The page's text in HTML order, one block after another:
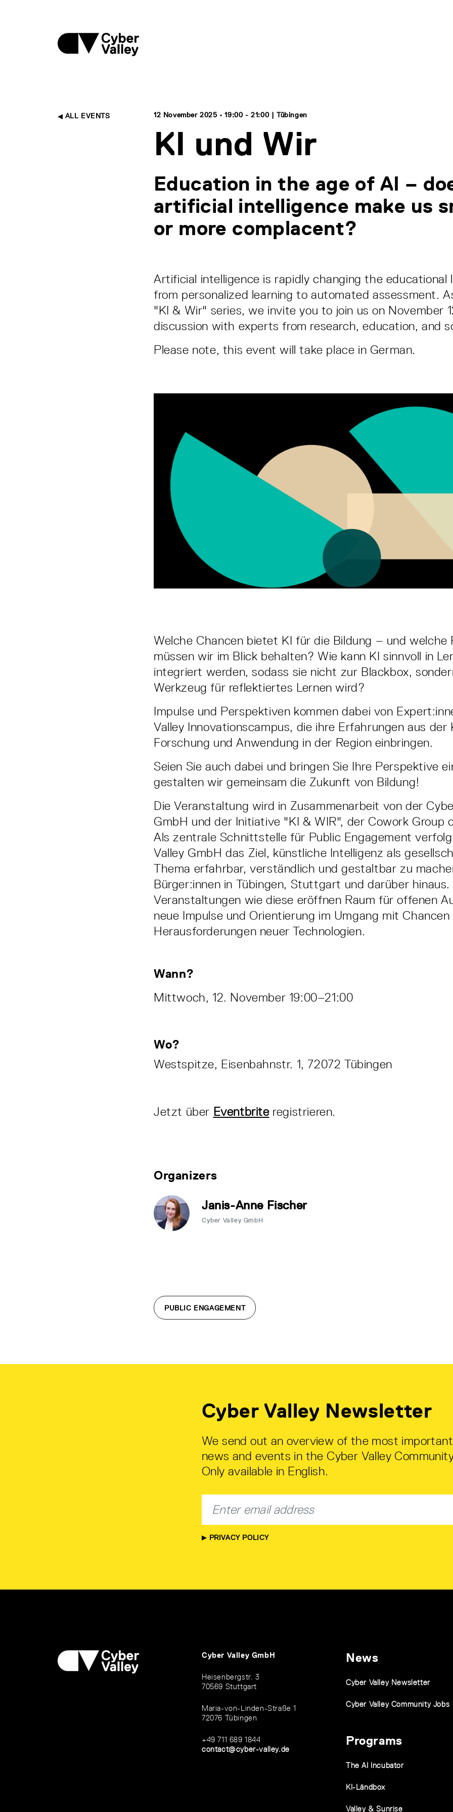
ALL EVENTS 12 November 2025 • 19:00 - 21:00 | Tübingen
KI und Wir
Education in the age of AI –
artificial intelligence make us
or more complacent?
Artificial intelligence is rapidly changing the educational
from personalized learning to automated assessment.
"KI & Wir" series, we invite you to join us on November
discussion with experts from research, education, and
Please note, this event will take place in German.
Welche Chancen bietet KI für die Bildung – und welche
müssen wir im Blick behalten? Wie kann KI sinnvoll in
integriert werden, sodass sie nicht zur Blackbox,
Werkzeug für reflektiertes Lernen wird?
Impulse und Perspektiven kommen dabei von
Valley Innovationscampus, die ihre Erfahrungen aus der
Forschung und Anwendung in der Region einbringen.
Seien Sie auch dabei und bringen Sie Ihre Perspektive
gestalten wir gemeinsam die Zukunft von Bildung!
Die Veranstaltung wird in Zusammenarbeit von der
GmbH und der Initiative "KI & WIR", der Cowork Group
Als zentrale Schnittstelle für Public Engagement
Valley GmbH das Ziel, künstliche Intelligenz als
Thema erfahrbar, verständlich und gestaltbar zu
Bürger:innen in Tübingen, Stuttgart und darüber hinaus.
Veranstaltungen wie diese eröffnen Raum für offenen
neue Impulse und Orientierung im Umgang mit Chancen
Herausforderungen neuer Technologien.
Wann?
Mittwoch, 12. November 19:00–21:00
Wo?
Westspitze, Eisenbahnstr. 1, 72072 Tübingen
Jetzt über Eventbriteregistrieren.
Organizers
Janis-Anne Fischer
Cyber Valley GmbH
PUBLIC ENGAGEMENT
Cyber Valley Newsletter
We send out an overview of the most important
news and events in the Cyber Valley
Only available in English.
PRIVACY POLICY
Cyber Valley GmbH
Heisenbergstr. 3
70569 Stuttgart
Maria-von-Linden-Straße 1
72076 Tübingen
+49 711 689 1844
contact@cyber-valley.de
News
Cyber Valley Newsletter
Cyber Valley Community Jobs
Programs
The AI Incubator
KI-Ländbox
Valley & Sunrise